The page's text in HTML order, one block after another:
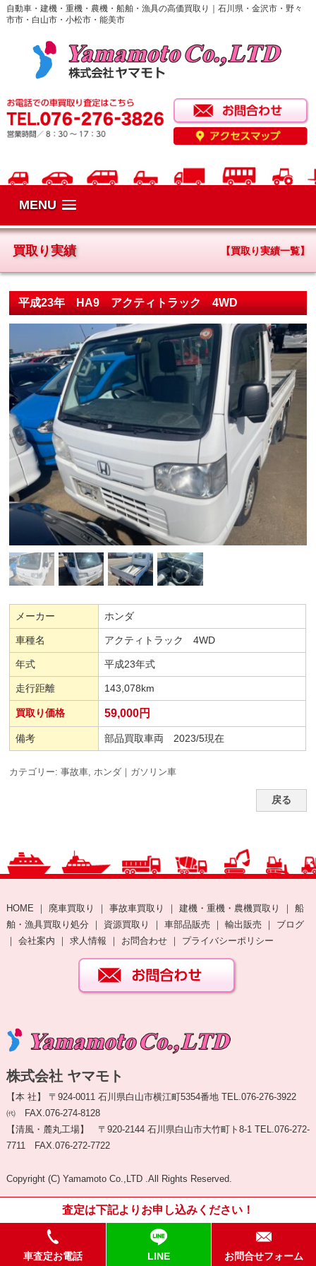
自動車・建機・重機・農機・船舶・漁具の高価買取り｜石川県・金沢市・野々
市市・白山市・小松市・能美市
MENU
買取り実績 【買取り実績一覧】
平成23年 HA9 アクティトラック 4WD
メーカー ホンダ
車種名 アクティトラック 4WD
年式 平成23年式
走行距離 143,078km
買取り価格 59,000円
備考 部品買取車両 2023/5現在
カテゴリー:事故車,ホンダ｜ガソリン車
戻る
HOME ｜ 廃車買取り ｜ 事故車買取り ｜ 建機・重機・農機買取り ｜ 船
舶・漁具買取り処分 ｜ 資源買取り ｜ 車部品販売 ｜ 輸出販売 ｜ ブログ
｜ 会社案内 ｜ 求人情報 ｜ お問合わせ｜ プライバシーポリシー
株式会社 ヤマモト
【本 社】 〒924-0011 石川県白山市横江町5354番地 TEL.076-276-3922
㈹ FAX.076-274-8128
【清風・麓丸工場】 〒920-2144 石川県白山市大竹町ト8-1 TEL.076-272-
7711 FAX.076-272-7722
Copyright (C) Yamamoto Co.,LTD .All Rights Reserved.
査定は下記よりお申し込みください！
車査定お電話 LINE お問合せフォーム